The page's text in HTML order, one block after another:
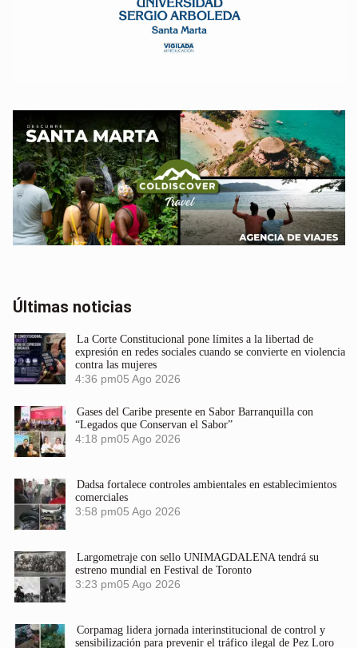
Últimas noticias
La Corte Constitucional pone límites a la libertad de
expresión en redes sociales cuando se convierte en violencia
contra las mujeres
4:36 pm05 Ago 2026
Gases del Caribe presente en Sabor Barranquilla con
“Legados que Conservan el Sabor”
4:18 pm05 Ago 2026
Dadsa fortalece controles ambientales en establecimientos
comerciales
3:58 pm05 Ago 2026
Largometraje con sello UNIMAGDALENA tendrá su
estreno mundial en Festival de Toronto
3:23 pm05 Ago 2026
Corpamag lidera jornada interinstitucional de control y
sensibilización para prevenir el tráfico ilegal de Pez Loro